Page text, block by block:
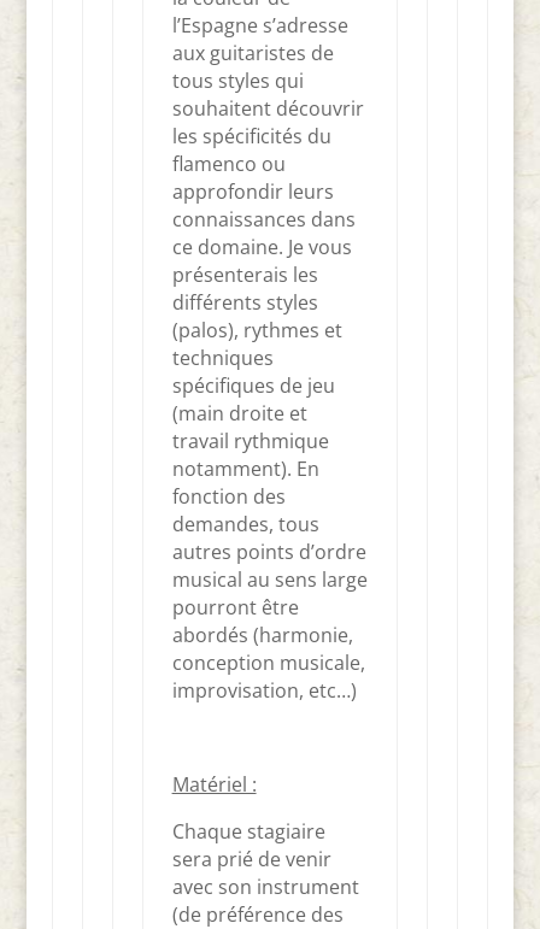
l’Espagne s’adresse
aux guitaristes de
tous styles qui
souhaitent découvrir
les spécificités du
flamenco ou
approfondir leurs
connaissances dans
ce domaine. Je vous
présenterais les
différents styles
(palos), rythmes et
techniques
spécifiques de jeu
(main droite et
travail rythmique
notamment). En
fonction des
demandes, tous
autres points d’ordre
musical au sens large
pourront être
abordés (harmonie,
conception musicale,
improvisation, etc…)
Matériel :
Chaque stagiaire
sera prié de venir
avec son instrument
(de préférence des